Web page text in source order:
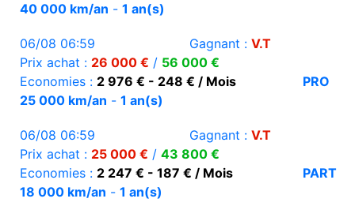
40 000 km/an - 1 an(s)
06/08 06:59 Gagnant : V.T
Prix achat : 26 000 € / 56 000 €
Economies : 2 976 € - 248 € / Mois
PRO
25 000 km/an - 1 an(s)
06/08 06:59 Gagnant : V.T
Prix achat : 25 000 € / 43 800 €
Economies : 2 247 € - 187 € / Mois
PART
18 000 km/an - 1 an(s)